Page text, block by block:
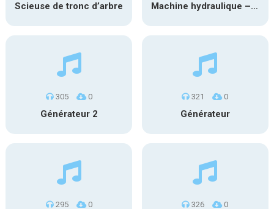
Scieuse de tronc d’arbre Machine hydraulique – off
305 0
Générateur 2
321 0
Générateur
295 0 326 0